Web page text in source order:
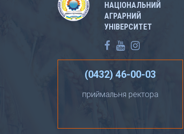
НАЦІОНАЛЬНИЙ
АГРАРНИЙ
УНІВЕРСИТЕТ
(0432) 46-00-03
приймальня ректора